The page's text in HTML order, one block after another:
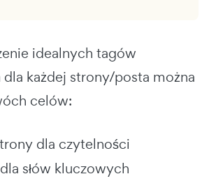
idealnych tagów
dla każdej strony/posta można
celów:
dla czytelności
słów kluczowych